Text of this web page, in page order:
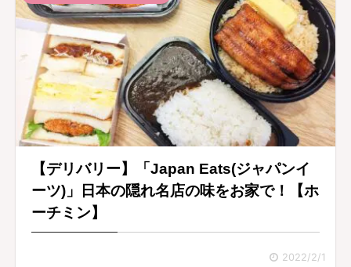
【デリバリー】「Japan Eats(ジャパンイ
ーツ)」日本の隠れ名店の味をお家で！【ホ
ーチミン】
2022/2/1